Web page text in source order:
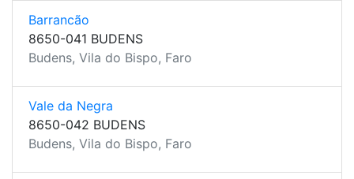
Barrancão
8650-041 BUDENS
Budens, Vila do Bispo, Faro
Vale da Negra
8650-042 BUDENS
Budens, Vila do Bispo, Faro